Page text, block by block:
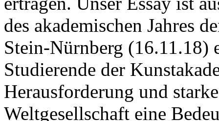
des akademischen Jahres
Stein-Nürnberg (16.11.18)
Studierende der
Herausforderung und
Weltgesellschaft eine